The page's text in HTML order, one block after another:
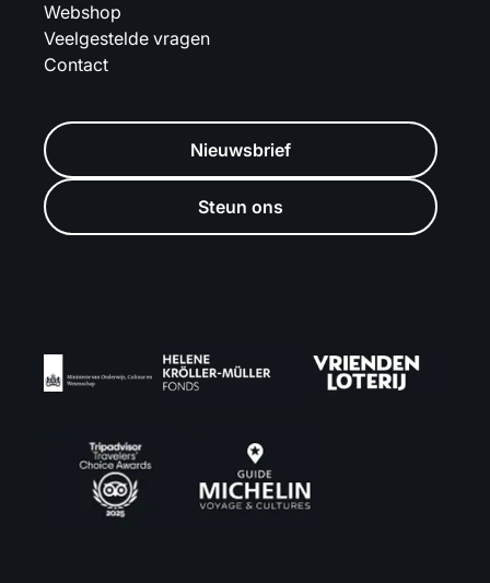
Webshop
Veelgestelde vragen
Contact
Nieuwsbrief
Steun ons